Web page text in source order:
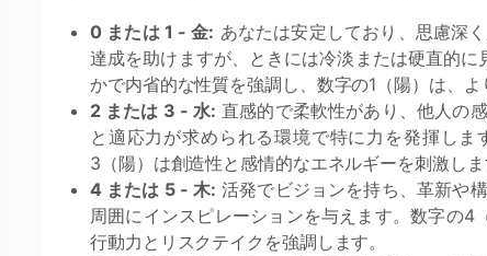
0 または 1 - 金: あなたは安定しており、思慮深
達成を助けますが、ときには冷淡または硬直的
かで内省的な性質を強調し、数字の1（陽）は、
2 または 3 - 水: 直感的で柔軟性があり、他人の
と適応力が求められる環境で特に力を発揮し
3（陽）は創造性と感情的なエネルギーを刺激しま
4 または 5 - 木: 活発でビジョンを持ち、革新や
周囲にインスピレーションを与えます。数字の
行動力とリスクテイクを強調します。